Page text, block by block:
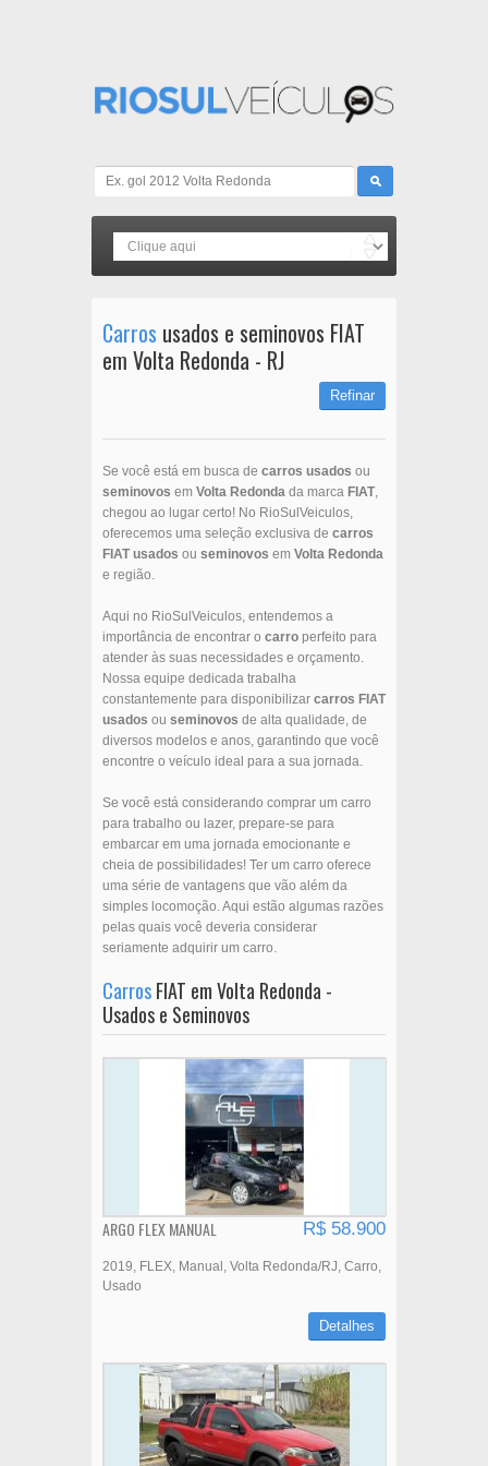
Carros usados e seminovos FIAT
em Volta Redonda - RJ
Refinar
Se você está em busca de carros usados ou
seminovos em Volta Redonda da marca FIAT,
chegou ao lugar certo! No RioSulVeiculos,
oferecemos uma seleção exclusiva de carros
FIAT usados ou seminovos em Volta Redonda
e região.
Aqui no RioSulVeiculos, entendemos a
importância de encontrar o carro perfeito para
atender às suas necessidades e orçamento.
Nossa equipe dedicada trabalha
constantemente para disponibilizar carros FIAT
usados ou seminovos de alta qualidade, de
diversos modelos e anos, garantindo que você
encontre o veículo ideal para a sua jornada.
Se você está considerando comprar um carro
para trabalho ou lazer, prepare-se para
embarcar em uma jornada emocionante e
cheia de possibilidades! Ter um carro oferece
uma série de vantagens que vão além da
simples locomoção. Aqui estão algumas razões
pelas quais você deveria considerar
seriamente adquirir um carro.
CarrosFIAT em Volta Redonda -
Usados e Seminovos
ARGO FLEX MANUAL R$ 58.900
2019 FLEX Manual Volta Redonda/RJ Carro
Usado
Detalhes